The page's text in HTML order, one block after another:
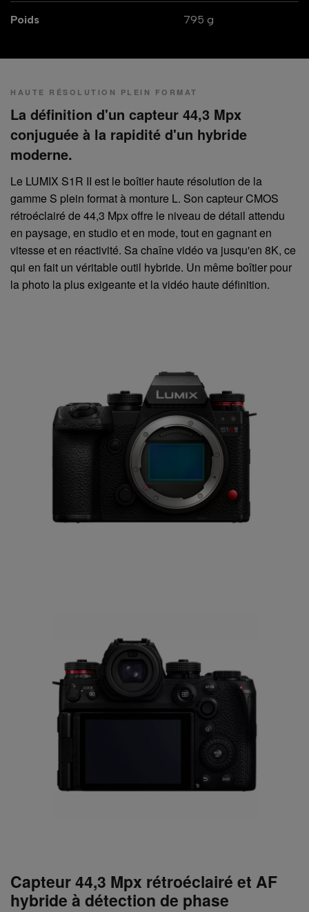
Poids 795 g
HAUTE RÉSOLUTION PLEIN FORMAT
La définition d'un capteur 44,3 Mpx
conjuguée à la rapidité d'un hybride
moderne.
Le LUMIX S1R II est le boîtier haute résolution de la
gamme S plein format à monture L. Son capteur CMOS
rétroéclairé de 44,3 Mpx offre le niveau de détail attendu
en paysage, en studio et en mode, tout en gagnant en
vitesse et en réactivité. Sa chaîne vidéo va jusqu'en 8K, ce
qui en fait un véritable outil hybride. Un même boîtier pour
la photo la plus exigeante et la vidéo haute définition.
Capteur 44,3 Mpx rétroéclairé et AF
hybride à détection de phase